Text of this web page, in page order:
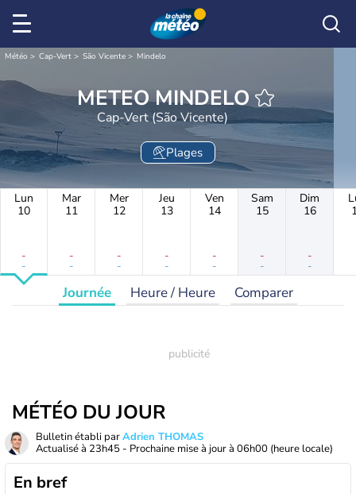
Météo Cap-Vert São Vicente Mindelo
METEO MINDELO
Cap-Vert (São Vicente)
Plages
Lun
10
-
-
Mar
11
-
-
Mer
12
-
-
Jeu
13
-
-
Ven
14
-
-
Sam
15
-
-
Dim
16
-
-
Journée Heure / Heure Comparer
MÉTÉO DU JOUR
Bulletin établi parAdrien THOMAS
Actualisé à 23h45 - Prochaine mise à jour à 06h00 (heure locale)
En bref